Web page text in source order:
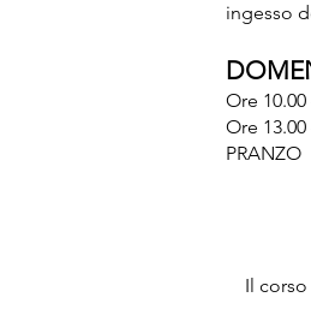
ingesso
Ore
Ore
PRANZO
Il